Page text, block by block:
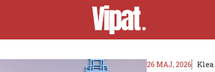
26 MAJ, 2026 Klea